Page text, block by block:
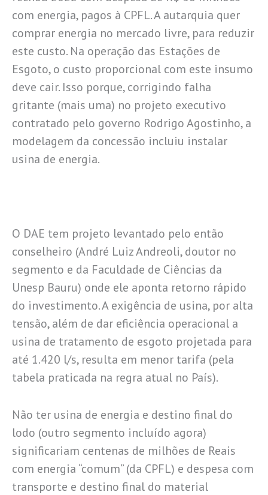
com energia, pagos à CPFL. A autarquia quer
comprar energia no mercado livre, para reduzir
este custo. Na operação das Estações de
Esgoto, o custo proporcional com este insumo
deve cair. Isso porque, corrigindo falha
gritante (mais uma) no projeto executivo
contratado pelo governo Rodrigo Agostinho, a
modelagem da concessão incluiu instalar
usina de energia.
O DAE tem projeto levantado pelo então
conselheiro (André Luiz Andreoli, doutor no
segmento e da Faculdade de Ciências da
Unesp Bauru) onde ele aponta retorno rápido
do investimento. A exigência de usina, por alta
tensão, além de dar eficiência operacional a
usina de tratamento de esgoto projetada para
até 1.420 l/s, resulta em menor tarifa (pela
tabela praticada na regra atual no País).
Não ter usina de energia e destino final do
lodo (outro segmento incluído agora)
significariam centenas de milhões de Reais
com energia “comum” (da CPFL) e despesa com
transporte e destino final do material